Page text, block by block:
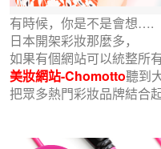
有時候，你是不是會想….
日本開架彩妝那麼多，
如果有個網站可以統整所
美妝網站-Chomotto聽到
把眾多熱門彩妝品牌結合